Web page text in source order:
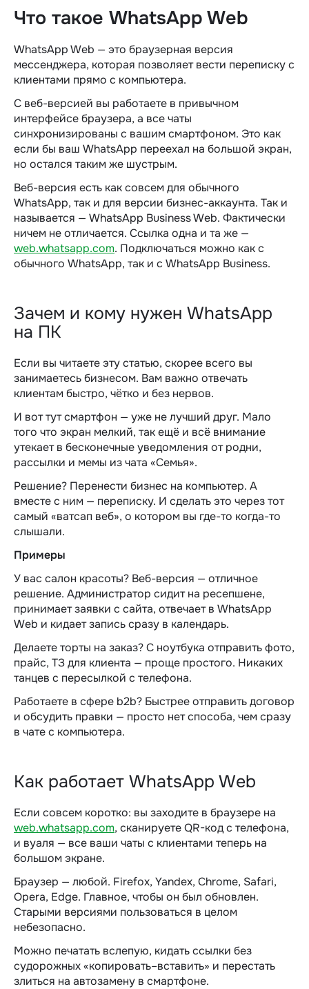
Что такое WhatsApp Web
WhatsApp Web — это браузерная версия
мессенджера, которая позволяет вести переписку с
клиентами прямо с компьютера.
С веб-версией вы работаете в привычном
интерфейсе браузера, а все чаты
синхронизированы с вашим смартфоном. Это как
если бы ваш WhatsApp переехал на большой экран,
но остался таким же шустрым.
Веб-версия есть как совсем для обычного
WhatsApp, так и для версии бизнес-аккаунта. Так и
называется — WhatsApp Business Web. Фактически
ничем не отличается. Ссылка одна и та же —
web.whatsapp.com. Подключаться можно как с
обычного WhatsApp, так и с WhatsApp Business.
Зачем и кому нужен WhatsApp
на ПК
Если вы читаете эту статью, скорее всего вы
занимаетесь бизнесом. Вам важно отвечать
клиентам быстро, чётко и без нервов.
И вот тут смартфон — уже не лучший друг. Мало
того что экран мелкий, так ещё и всё внимание
утекает в бесконечные уведомления от родни,
рассылки и мемы из чата «Семья».
Решение? Перенести бизнес на компьютер. А
вместе с ним — переписку. И сделать это через тот
самый «ватсап веб», о котором вы где-то когда-то
слышали.
Примеры
У вас салон красоты? Веб-версия — отличное
решение. Администратор сидит на ресепшене,
принимает заявки с сайта, отвечает в WhatsApp
Web и кидает запись сразу в календарь.
Делаете торты на заказ? С ноутбука отправить фото,
прайс, ТЗ для клиента — проще простого. Никаких
танцев с пересылкой с телефона.
Работаете в сфере b2b? Быстрее отправить договор
и обсудить правки — просто нет способа, чем сразу
в чате с компьютера.
Как работает WhatsApp Web
Если совсем коротко: вы заходите в браузере на
web.whatsapp.com, сканируете QR-код с телефона,
и вуаля — все ваши чаты с клиентами теперь на
большом экране.
Браузер — любой. Firefox, Yandex, Chrome, Safari,
Opera, Edge. Главное, чтобы он был обновлен.
Старыми версиями пользоваться в целом
небезопасно.
Можно печатать вслепую, кидать ссылки без
судорожных «копировать–вставить» и перестать
злиться на автозамену в смартфоне.